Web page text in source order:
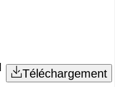
Téléchargement